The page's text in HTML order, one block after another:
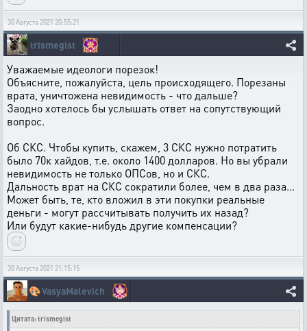
30 Августа 2021 20:55:21
trismegist
Уважаемые идеологи порезок!
Объясните, пожалуйста, цель происходящего. Порезаны
врата, уничтожена невидимость - что дальше?
Заодно хотелось бы услышать ответ на сопутствующий
вопрос.
Об СКС. Чтобы купить, скажем, 3 СКС нужно потратить
было 70к хайдов, т.е. около 1400 долларов. Но вы убрали
невидимость не только ОПСов, но и СКС.
Дальность врат на СКС сократили более, чем в два раза...
Может быть, те, кто вложил в эти покупки реальные
деньги - могут рассчитывать получить их назад?
Или будут какие-нибудь другие компенсации?
30 Августа 2021 21:15:15
🎨VasyaMalevich
Цитата: trismegist